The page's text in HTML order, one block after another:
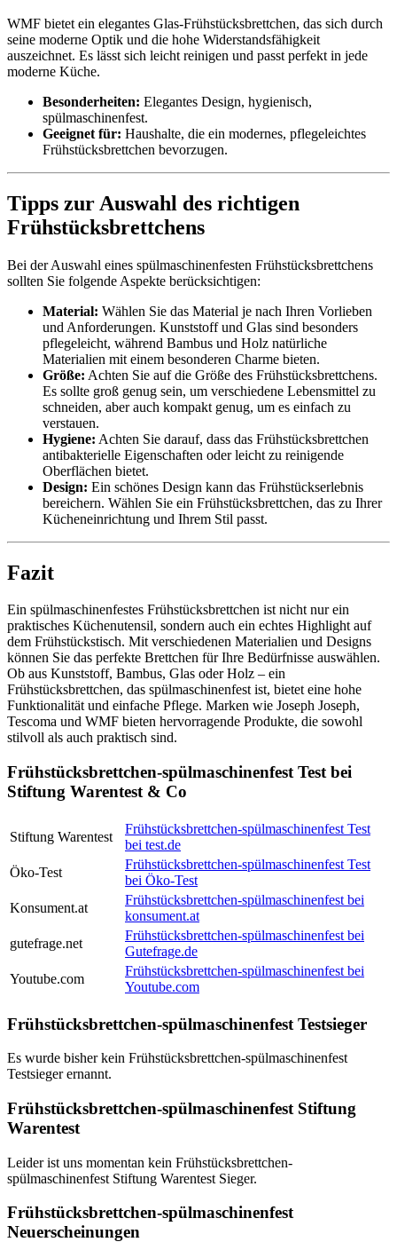
WMF bietet ein elegantes Glas-Frühstücksbrettchen, das sich durch
seine moderne Optik und die hohe Widerstandsfähigkeit
auszeichnet. Es lässt sich leicht reinigen und passt perfekt in jede
moderne Küche.
Besonderheiten: Elegantes Design, hygienisch,
spülmaschinenfest.
Geeignet für: Haushalte, die ein modernes, pflegeleichtes
Frühstücksbrettchen bevorzugen.
Tipps zur Auswahl des richtigen
Frühstücksbrettchens
Bei der Auswahl eines spülmaschinenfesten Frühstücksbrettchens
sollten Sie folgende Aspekte berücksichtigen:
Material: Wählen Sie das Material je nach Ihren Vorlieben
und Anforderungen. Kunststoff und Glas sind besonders
pflegeleicht, während Bambus und Holz natürliche
Materialien mit einem besonderen Charme bieten.
Größe: Achten Sie auf die Größe des Frühstücksbrettchens.
Es sollte groß genug sein, um verschiedene Lebensmittel zu
schneiden, aber auch kompakt genug, um es einfach zu
verstauen.
Hygiene: Achten Sie darauf, dass das Frühstücksbrettchen
antibakterielle Eigenschaften oder leicht zu reinigende
Oberflächen bietet.
Design: Ein schönes Design kann das Frühstückserlebnis
bereichern. Wählen Sie ein Frühstücksbrettchen, das zu Ihrer
Kücheneinrichtung und Ihrem Stil passt.
Fazit
Ein spülmaschinenfestes Frühstücksbrettchen ist nicht nur ein
praktisches Küchenutensil, sondern auch ein echtes Highlight auf
dem Frühstückstisch. Mit verschiedenen Materialien und Designs
können Sie das perfekte Brettchen für Ihre Bedürfnisse auswählen.
Ob aus Kunststoff, Bambus, Glas oder Holz – ein
Frühstücksbrettchen, das spülmaschinenfest ist, bietet eine hohe
Funktionalität und einfache Pflege. Marken wie Joseph Joseph,
Tescoma und WMF bieten hervorragende Produkte, die sowohl
stilvoll als auch praktisch sind.
Frühstücksbrettchen-spülmaschinenfest Test bei
Stiftung Warentest & Co
Stiftung Warentest
Frühstücksbrettchen-spülmaschinenfest Test
bei test.de
Öko-Test
Frühstücksbrettchen-spülmaschinenfest Test
bei Öko-Test
Konsument.at
Frühstücksbrettchen-spülmaschinenfest bei
konsument.at
gutefrage.net
Frühstücksbrettchen-spülmaschinenfest bei
Gutefrage.de
Youtube.com
Frühstücksbrettchen-spülmaschinenfest bei
Youtube.com
Frühstücksbrettchen-spülmaschinenfest Testsieger
Es wurde bisher kein Frühstücksbrettchen-spülmaschinenfest
Testsieger ernannt.
Frühstücksbrettchen-spülmaschinenfest Stiftung
Warentest
Leider ist uns momentan kein Frühstücksbrettchen-
spülmaschinenfest Stiftung Warentest Sieger.
Frühstücksbrettchen-spülmaschinenfest
Neuerscheinungen